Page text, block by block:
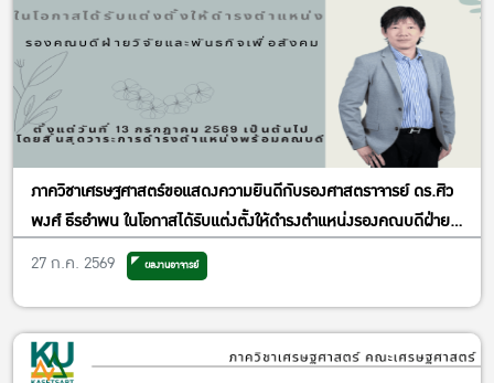
ภาควิชาเศรษฐศาสตร์ขอแสดงความยินดีกับรองศาสตราจารย์ ดร.ศิว
พงศ์ ธีรอำพน ในโอกาสได้รับแต่งตั้งให้ดำรงตำแหน่งรองคณบดีฝ่าย
วิจัยและพันธกิจเพื่อสังคม
27 ก.ค. 2569 ผลงานอาจารย์